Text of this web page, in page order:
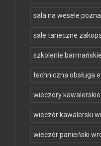
sala na wesele
sale taneczne
szkolenie barmańskie
techniczna obsługa
wieczory kawalerskie
wieczór kawalerski
wieczór panieński